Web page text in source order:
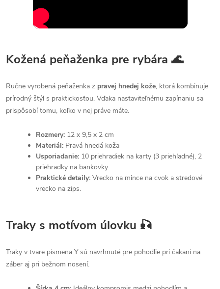
Kožená peňaženka pre rybára 🌊
Ručne vyrobená peňaženka z pravej hnedej kože, ktorá kombinuje
prírodný štýl s praktickosťou. Vďaka nastaviteľnému zapínaniu sa
prispôsobí tomu, koľko v nej práve máte.
Rozmery: 12 x 9,5 x 2 cm
Materiál: Pravá hnedá koža
Usporiadanie: 10 priehradiek na karty (3 priehľadné), 2
priehradky na bankovky.
Praktické detaily: Vrecko na mince na cvok a stredové
vrecko na zips.
Traky s motívom úlovku 🎣
Traky v tvare písmena Y sú navrhnuté pre pohodlie pri čakaní na
záber aj pri bežnom nosení.